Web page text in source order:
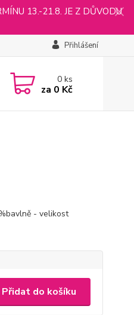
13.-21.8. JE Z DŮVODU
Přihlášení
0ks
za 0 Kč
- velikost
Přidat do košíku